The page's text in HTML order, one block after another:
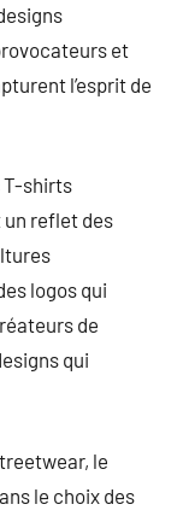
et
l’esprit de
T-shirts
reflet des
logos qui
de
qui
le
le choix des